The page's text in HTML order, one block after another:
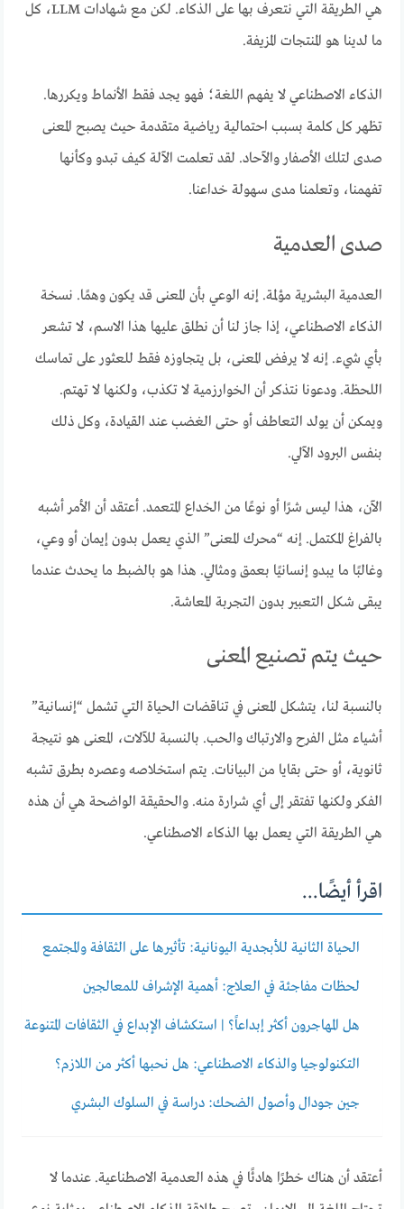
هي الطريقة التي نتعرف بها على الذكاء. لكن مع شهادات LLM، كل
ما لدينا هو المنتجات المزيفة.
الذكاء الاصطناعي لا يفهم اللغة؛ فهو يجد فقط الأنماط ويكررها.
تظهر كل كلمة بسبب احتمالية رياضية متقدمة حيث يصبح المعنى
صدى لتلك الأصفار والآحاد. لقد تعلمت الآلة كيف تبدو وكأنها
تفهمنا، وتعلمنا مدى سهولة خداعنا.
صدى العدمية
العدمية البشرية مؤلمة. إنه الوعي بأن المعنى قد يكون وهمًا. نسخة
الذكاء الاصطناعي، إذا جاز لنا أن نطلق عليها هذا الاسم، لا تشعر
بأي شيء. إنه لا يرفض المعنى، بل يتجاوزه فقط للعثور على تماسك
اللحظة. ودعونا نتذكر أن الخوارزمية لا تكذب، ولكنها لا تهتم.
ويمكن أن يولد التعاطف أو حتى الغضب عند القيادة، وكل ذلك
بنفس البرود الآلي.
الآن، هذا ليس شرًا أو نوعًا من الخداع المتعمد. أعتقد أن الأمر أشبه
بالفراغ المكتمل. إنه “محرك المعنى” الذي يعمل بدون إيمان أو وعي،
وغالبًا ما يبدو إنسانيًا بعمق ومثالي. هذا هو بالضبط ما يحدث عندما
يبقى شكل التعبير بدون التجربة المعاشة.
حيث يتم تصنيع المعنى
بالنسبة لنا، يتشكل المعنى في تناقضات الحياة التي تشمل “إنسانية”
أشياء مثل الفرح والارتباك والحب. بالنسبة للآلات، المعنى هو نتيجة
ثانوية، أو حتى بقايا من البيانات. يتم استخلاصه وعصره بطرق تشبه
الفكر ولكنها تفتقر إلى أي شرارة منه. والحقيقة الواضحة هي أن هذه
هي الطريقة التي يعمل بها الذكاء الاصطناعي.
اقرأ أيضًا...
الحياة الثانية للأبجدية اليونانية: تأثيرها على الثقافة والمجتمع
لحظات مفاجئة في العلاج: أهمية الإشراف للمعالجين
هل المهاجرون أكثر إبداعاً؟ | استكشاف الإبداع في الثقافات المتنوعة
التكنولوجيا والذكاء الاصطناعي: هل نحبها أكثر من اللازم؟
جين جودال وأصول الضحك: دراسة في السلوك البشري
أعتقد أن هناك خطرًا هادئًا في هذه العدمية الاصطناعية. عندما لا